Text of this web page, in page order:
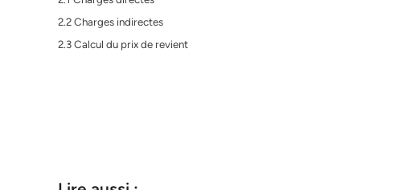
2.2 Charges indirectes
2.3 Calcul du prix de revient